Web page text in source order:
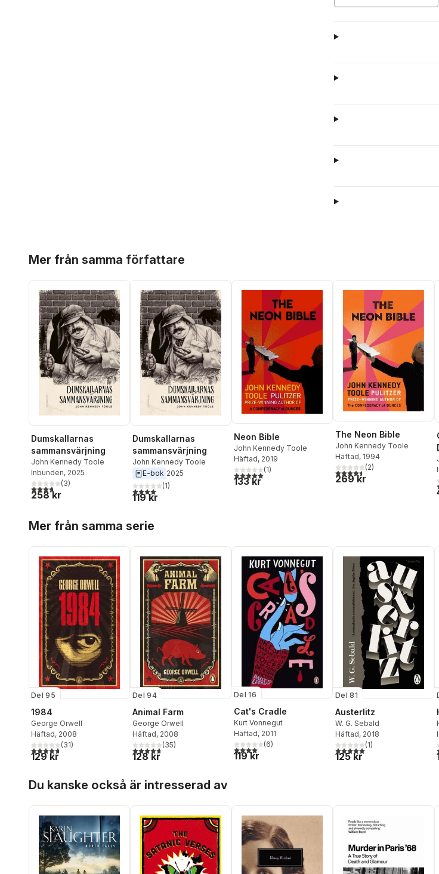
Mer från samma författare
Dumskallarnas
sammansvärjning
John Kennedy Toole
Inbunden, 2025
3,7utav 5 stjärnor. Totalt antal röster:
(3)
258 kr
Dumskallarnas
sammansvärjning
John Kennedy Toole
E-bok 2025
4,0utav 5 stjärnor. Totalt antal röster:
(1)
119 kr
Neon Bible
John Kennedy Toole
Häftad, 2019
5,0utav 5 stjärnor. Totalt antal röster:
(1)
133 kr
The Neon Bible
John Kennedy Toole
Häftad, 1994
4,5utav 5 stjärnor. Totalt
(2)
269 kr
Mer från samma serie
Del 95
1984
George Orwell
Häftad, 2008
4,7utav 5 stjärnor. Totalt antal röster:
(31)
129 kr
Del 94
Animal Farm
George Orwell
Häftad, 2008
4,7utav 5 stjärnor. Totalt antal röster:
(35)
128 kr
Del 16
Cat's Cradle
Kurt Vonnegut
Häftad, 2011
4,0utav 5 stjärnor. Totalt antal röster:
(6)
119 kr
Del 81
Austerlitz
W. G. Sebald
Häftad, 2018
5,0utav 5 stjärnor. Totalt
(1)
125 kr
Du kanske också är intresserad av